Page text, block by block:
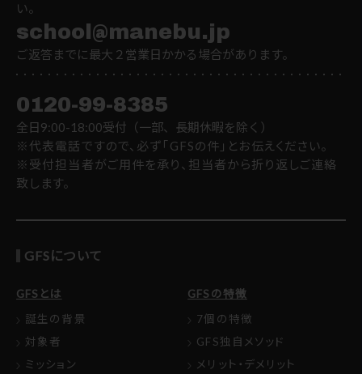
い。
school@manebu.jp
ご返答までに最大２営業日かかる場合があります。
0120-99-8385
全日9:00-18:00受付（一部、長期休暇を除く）
※代表電話ですので、必ず「GFSの件」とお伝えください。
※受付担当者がご用件を承り、担当者から折り返しご連絡
致します。
GFSについて
GFSとは
誕生の背景
対象者
ミッション
GFSの特徴
7個の特徴
GFS独自メソッド
メリット・デメリット